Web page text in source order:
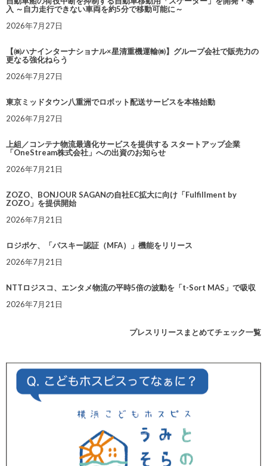
入 ～自力走行できない車両を約5分で移動可能に～
2026年7月27日
【㈱ハナインターナショナル×星清重機運輸㈱】グループ会社で販売力の
更なる強化ねらう
2026年7月27日
東京ミッドタウン八重洲でロボット配送サービスを本格始動
2026年7月27日
上組／コンテナ物流最適化サービスを提供する スタートアップ企業
「OneStream株式会社」への出資のお知らせ
2026年7月21日
ZOZO、BONJOUR SAGANの自社EC拡大に向け「Fulfillment by
ZOZO」を提供開始
2026年7月21日
ロジポケ、「パスキー認証（MFA）」機能をリリース
2026年7月21日
NTTロジスコ、エンタメ物流の平時5倍の波動を「t-Sort MAS」で吸収
2026年7月21日
プレスリリースまとめてチェック一覧